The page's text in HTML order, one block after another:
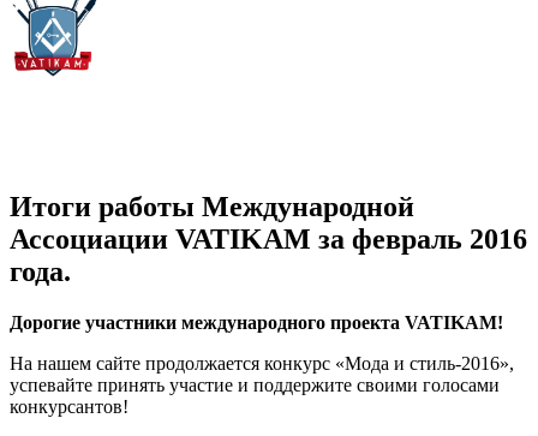
Итоги работы Международной
Ассоциации VATIKAM за февраль 2016
года.
Дорогие участники международного проекта VATIKAM!
На нашем сайте продолжается конкурс «Мода и стиль-2016»,
успевайте принять участие и поддержите своими голосами
конкурсантов!